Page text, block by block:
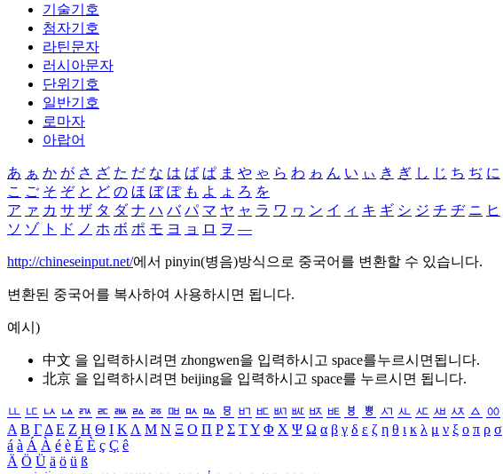
기술기호
첨자기호
라틴문자
러시아문자
단위기호
일반기호
로마자
아랍어
あ ぁ か が さ ざ た だ な は ば ぱ ま や ゃ ら わ ゎ ん い ぃ き ぎ し じ ち ぢ に
こ ご そ ぞ と ど の ほ ぼ ぽ も よ ょ ろ を
ア ァ カ サ ザ タ ダ ナ ハ バ パ マ ヤ ャ ラ ワ ヮ ン イ ィ キ ギ シ ジ チ ヂ ニ ヒ
ソ ゾ ト ド ノ ホ ボ ポ モ ヨ ョ ロ ヲ ―
http://chineseinput.net/에서 pinyin(병음)방식으로 중국어를 변환할 수 있습니다.
변환된 중국어를 복사하여 사용하시면 됩니다.
예시)
中文 을 입력하시려면 zhongwen을 입력하시고 space를누르시면됩니다.
北京 을 입력하시려면 beijing을 입력하시고 space를 누르시면 됩니다.
ㅥ ㅦ ㅧ ㅨ ㅩ ㅪ ㅫ ㅬ ㅭ ㅮ ㅯ ㅰ ㅱ ㅲ ㅳ ㅴ ㅵ ㅶ ㅷ ㅸ ㅹ ㅺ ㅻ ㅼ ㅽ ㅾ ㅿ ㆀ
Α Β ΓΔ Ε Ζ Η Θ Ι ΚΛ Μ Ν Ξ Ο Π Ρ Σ ΤΥ Φ Χ Ψ Ω α β γ δ ε ζ η θ ι κ λ μ ν ξ ο π ρ σ
á à Á À é è É È ç Ç ê
Ä Ö Ü ä ö ü ß